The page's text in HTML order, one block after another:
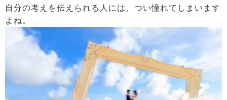
自分の考えを伝えられる人には、つい憧れてしまいます
よね。